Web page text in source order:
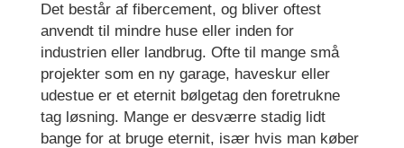
Det består af fibercement, og bliver oftest
anvendt til mindre huse eller inden for
industrien eller landbrug. Ofte til mange små
projekter som en ny garage, haveskur eller
udestue er et eternit bølgetag den foretrukne
tag løsning. Mange er desværre stadig lidt
bange for at bruge eternit, især hvis man køber